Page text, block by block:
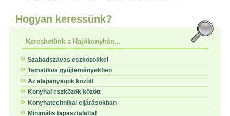
Hogyan keressünk?
Kereshetünk a Hajókonyhán...
Szabadszavas eszközökkel
Tematikus gyűjteményekben
Az alapanyagok között
Konyhai eszközök között
Konyhatechnikai eljárásokban
Minimális tapasztalattal